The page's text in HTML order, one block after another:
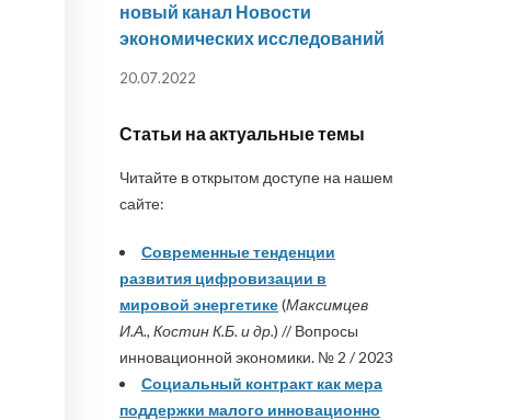
новый канал Новости
экономических исследований
20.07.2022
Статьи на актуальные темы
Читайте в открытом доступе на нашем
сайте:
Современные тенденции
развития цифровизации в
мировой энергетике(Максимцев
И.А., Костин К.Б. и др.) // Вопросы
инновационной экономики. № 2 / 2023
Социальный контракт как мера
поддержки малого инновационно